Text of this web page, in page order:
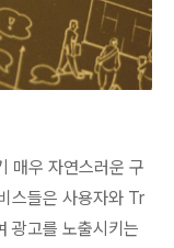
매우 자연스러운 구
스들은 사용자와 Tr
광고를 노출시키는